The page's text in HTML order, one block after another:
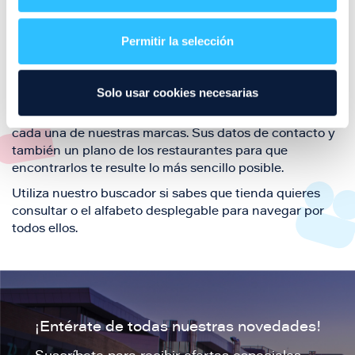
Permitir la selección
Solo usar cookies necesarias
restaurantes de Puerto Venecia. Descubre las mejores
restaurantes de la ciudad de Zaragoza y disfruta
tu visita.
El este directorio de restaurantes de Puerto Venecia
podrás encontrar toda la información necesaria de
cada una de nuestras marcas. Sus datos de contacto y
también un plano de los restaurantes para que
encontrarlos te resulte lo más sencillo posible.
Utiliza nuestro buscador si sabes que tienda quieres
consultar o el alfabeto desplegable para navegar por
todos ellos.
¡Entérate de todas nuestras novedades!